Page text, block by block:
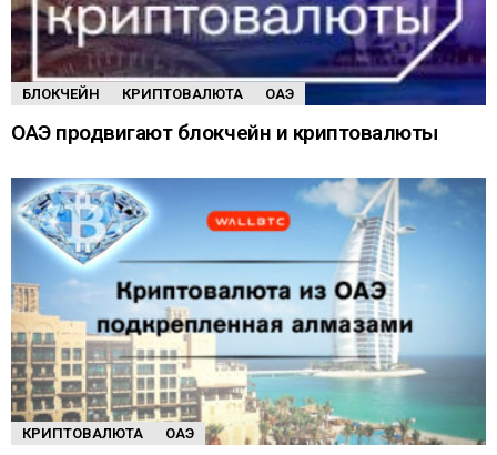
БЛОКЧЕЙН КРИПТОВАЛЮТА ОАЭ
ОАЭ продвигают блокчейн и криптовалюты
КРИПТОВАЛЮТА ОАЭ